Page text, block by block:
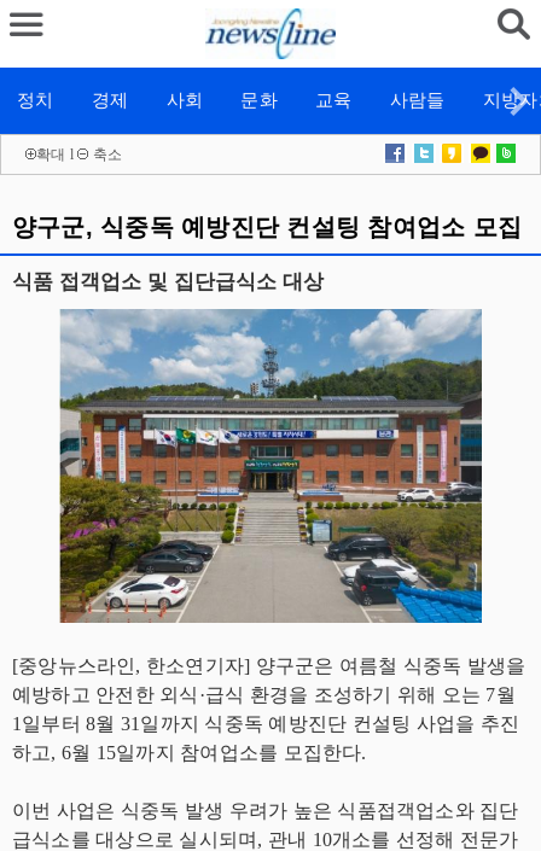
정치 경제 사회 문화 교육 사람들 지방
확대 l 축소
양구군, 식중독 예방진단 컨설팅 참여업소 모집
식품 접객업소 및 집단급식소 대상
[중앙뉴스라인, 한소연기자] 양구군은 여름철 식중독 발생을
예방하고 안전한 외식·급식 환경을 조성하기 위해 오는 7월
1일부터 8월 31일까지 식중독 예방진단 컨설팅 사업을 추진
하고, 6월 15일까지 참여업소를 모집한다.
이번 사업은 식중독 발생 우려가 높은 식품접객업소와 집단
급식소를 대상으로 실시되며, 관내 10개소를 선정해 전문가